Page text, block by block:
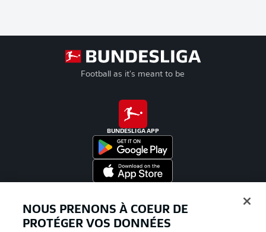
Football as it's meant to be
BUNDESLIGA APP
NOUS PRENONS À COEUR DE
PROTÉGER VOS DONNÉES